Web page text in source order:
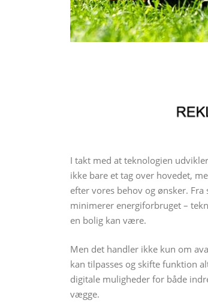
I takt med at teknologien
ikke bare et tag over hovedet,
efter vores behov og ønsker.
minimerer energiforbruget –
en bolig kan være.
Men det handler ikke kun om
kan tilpasses og skifte funktion
digitale muligheder for både
vægge.